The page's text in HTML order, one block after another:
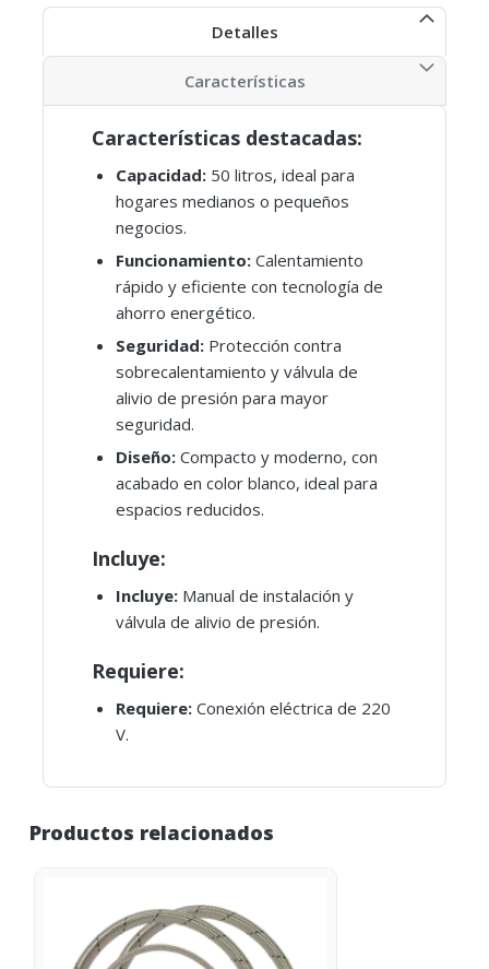
Detalles
Características destacadas:
Capacidad: 50 litros, ideal para
hogares medianos o pequeños
negocios.
Funcionamiento: Calentamiento
rápido y eficiente con tecnología de
ahorro energético.
Seguridad: Protección contra
sobrecalentamiento y válvula de
alivio de presión para mayor
seguridad.
Diseño: Compacto y moderno, con
acabado en color blanco, ideal para
espacios reducidos.
Incluye:
Incluye: Manual de instalación y
válvula de alivio de presión.
Requiere:
Requiere: Conexión eléctrica de 220
V.
Características
Productos relacionados